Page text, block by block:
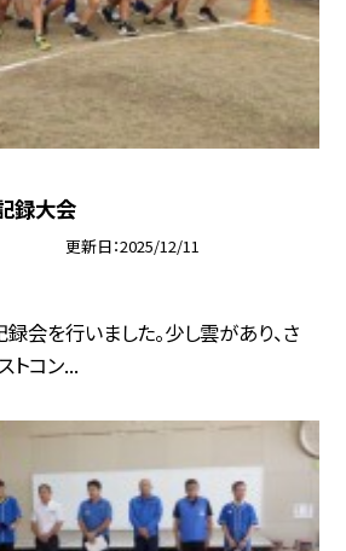
録大会
更新日 2025/12/11
会を行いました。少し雲があり、さ
トコン...